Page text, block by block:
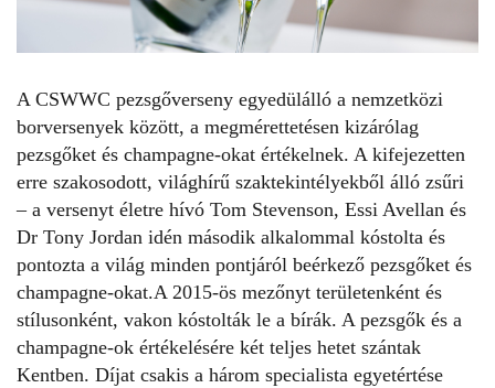
A CSWWC pezsgőverseny egyedülálló a nemzetközi
borversenyek között, a megmérettetésen kizárólag
pezsgőket és champagne-okat értékelnek. A kifejezetten
erre szakosodott, világhírű szaktekintélyekből álló zsűri
– a versenyt életre hívó Tom Stevenson, Essi Avellan és
Dr Tony Jordan idén második alkalommal kóstolta és
pontozta a világ minden pontjáról beérkező pezsgőket és
champagne-okat.A 2015-ös mezőnyt területenként és
stílusonként, vakon kóstolták le a bírák. A pezsgők és a
champagne-ok értékelésére két teljes hetet szántak
Kentben. Díjat csakis a három specialista egyetértése